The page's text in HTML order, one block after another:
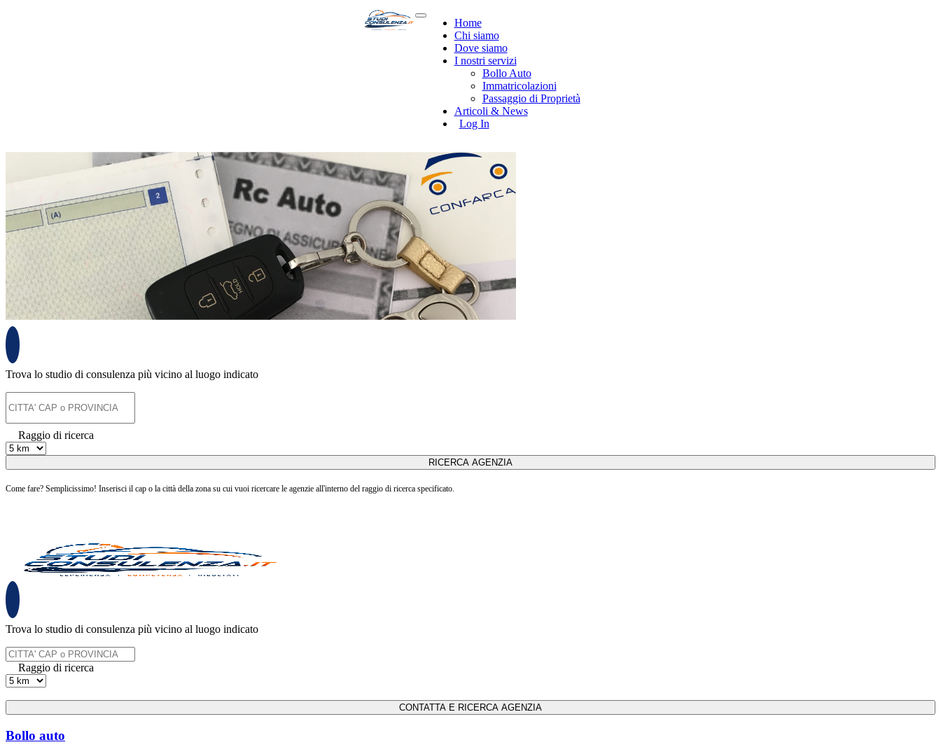
Home
Chi siamo
Dove siamo
I nostri servizi
Bollo Auto
Immatricolazioni
Passaggio di Proprietà
Articoli & News
Log In
Trova lo studio di consulenza più vicino al luogo indicato
Raggio di ricerca
Come fare? Semplicissimo! Inserisci il cap o la città della zona su cui vuoi ricercare le agenzie all'interno del raggio di ricerca specificato.
Trova lo studio di consulenza più vicino al luogo indicato
Raggio di ricerca
Bollo auto